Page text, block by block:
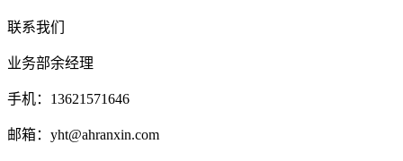
联系我们
业务部余经理
手机：13621571646
邮箱：yht@ahranxin.com